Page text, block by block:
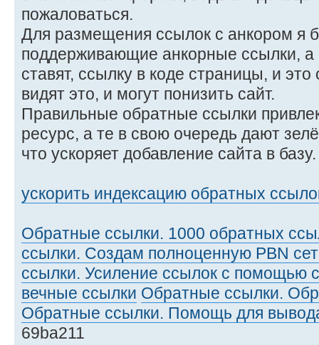
пожаловаться.
Для размещения ссылок с анкором я
поддерживающие анкорные ссылки, а
ставят, ссылку в коде страницы, и
видят это, и могут понизить сайт.
Правильные обратные ссылки
ресурс, а те в свою очередь дают
что ускоряет добавление сайта в базу.
ускорить индексацию обратных
Обратные ссылки. 1000 обратных
ссылки. Создам полноценную PBN
ссылки. Усиление ссылок с помощью
вечные ссылки Обратные ссылки.
Обратные ссылки. Помощь для
69ba211